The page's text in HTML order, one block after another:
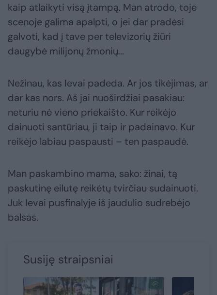
kaip atlaikyti visą įtampą. Man atrodo, toje
scenoje galima apalpti, o jei dar pradėsi
galvoti, kad į tave per televizorių žiūri
daugybė milijonų žmonių...
Nežinau, kas Ievai padeda. Ar jos tikėjimas, ar
dar kas nors. Aš jai nuoširdžiai pasakiau:
neturiu nė vieno priekaišto. Kur reikėjo
dainuoti santūriau, ji taip ir padainavo. Kur
reikėjo labiau paspausti – ten paspaudė.
Man paskambino mama, sako: žinai, tą
paskutinę eilutę reikėtų tvirčiau sudainuoti.
Juk Ievai pusfinalyje iš jaudulio sudrebėjo
balsas.
Susiję straipsniai